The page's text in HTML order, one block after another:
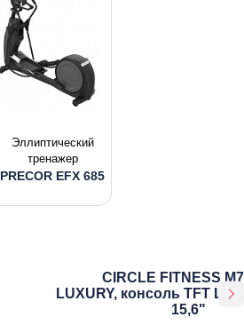
Эллиптический
тренажер
PRECOR EFX 685
CIRCLE FITNESS M7
LUXURY, консоль TFT LCD
15,6"